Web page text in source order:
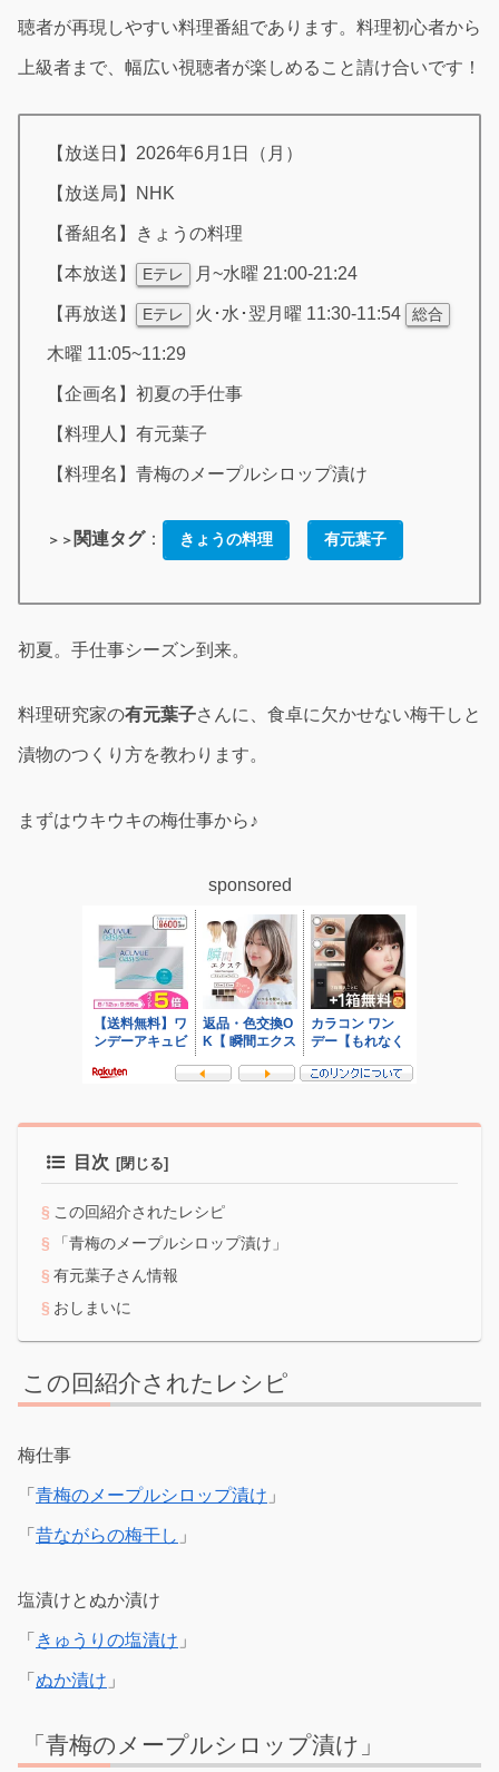
聴者が再現しやすい料理番組であります。料理初心者から
上級者まで、幅広い視聴者が楽しめること請け合いです！
【放送日】2026年6月1日（月）
【放送局】NHK
【番組名】きょうの料理
【本放送】 Eテレ 月~水曜 21:00-21:24
【再放送】 Eテレ 火･水･翌月曜 11:30-11:54 総合
木曜 11:05~11:29
【企画名】初夏の手仕事
【料理人】有元葉子
【料理名】青梅のメープルシロップ漬け
＞＞ 関連タグ： きょうの料理 有元葉子
初夏。手仕事シーズン到来。
料理研究家の有元葉子さんに、食卓に欠かせない梅干しと
漬物のつくり方を教わります。
まずはウキウキの梅仕事から♪
sponsored
目次
この回紹介されたレシピ
「青梅のメープルシロップ漬け」
有元葉子さん情報
おしまいに
この回紹介されたレシピ
梅仕事
「 青梅のメープルシロップ漬け 」
「 昔ながらの梅干し 」
塩漬けとぬか漬け
「 きゅうりの塩漬け 」
「 ぬか漬け 」
「青梅のメープルシロップ漬け」